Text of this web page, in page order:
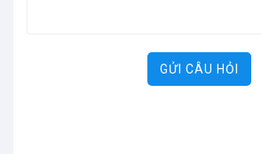
GỬI CÂU HỎI